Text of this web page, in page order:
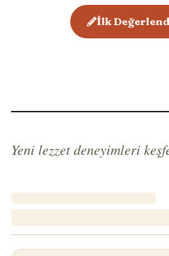
İlk
Yeni lezzet deneyimleri